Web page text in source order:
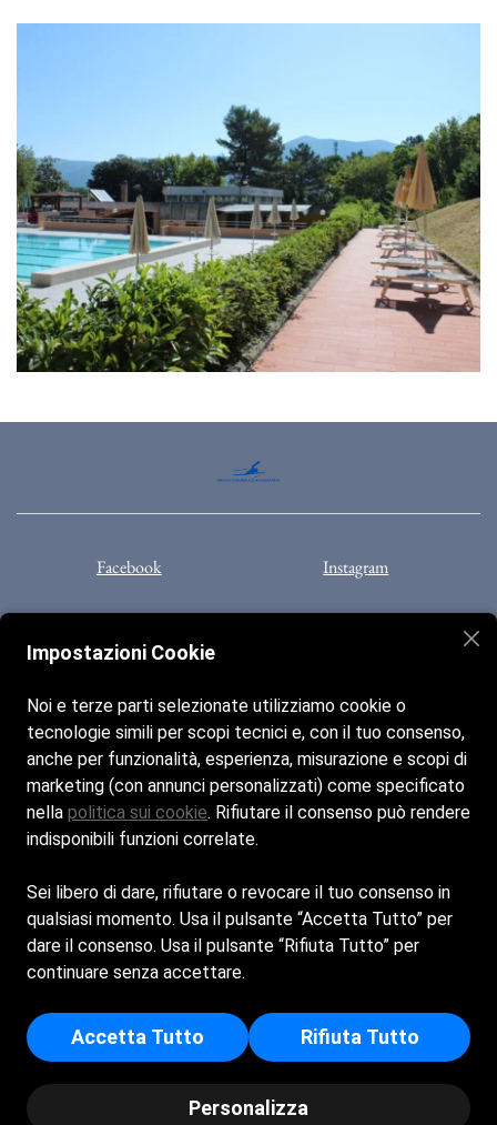
Facebook Instagram
Orari di apertura:
Cookie policy
Privacy Policy
Contatti:
Str. Nuova di Configni, 2, 05021 Acquasparta (TR)
+390744 084446
+39 347 9383570 solo su whatsapp
ACQUASPORTING SOCIETA' SPORTIVA
Legale: VIALE CESARE BATTISTI 2/I - 05021 - ACQUASPARTA
(TR) - Capitale Sociale Euro 10.000 - Iscritta al registro delle imprese
di Terni - p.i/c.f: 01611790559 - Numero REA: TR - 110785
© Piscina comunale di Acquasparta - Copyright 2025 by
Spiagge.it
Impostazioni Cookie
Noi e terze parti selezionate utilizziamo cookie o
tecnologie simili per scopi tecnici e, con il tuo consenso,
anche per funzionalità, esperienza, misurazione e scopi di
marketing (con annunci personalizzati) come specificato
nella politica sui cookie. Rifiutare il consenso può rendere
indisponibili funzioni correlate.
Sei libero di dare, rifiutare o revocare il tuo consenso in
qualsiasi momento. Usa il pulsante “Accetta Tutto” per
dare il consenso. Usa il pulsante “Rifiuta Tutto” per
continuare senza accettare.
Accetta Tutto Rifiuta Tutto
Personalizza